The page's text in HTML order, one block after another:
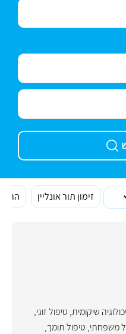
זימון תור אונליין
שיקומית, טיפול זוגי,
משפחתי, טיפול תומך,